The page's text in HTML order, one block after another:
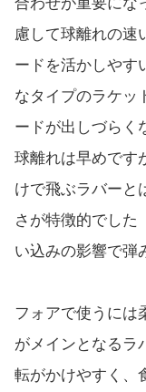
合わせが重要に
慮して球離れの速
ードを活かしや
なタイプのラケッ
ードが出しづら
球離れは早めです
けで飛ぶラバーと
さが特徴的でし
い込みの影響で弾
フォアで使うには
がメインとなる
転がかけやすく、